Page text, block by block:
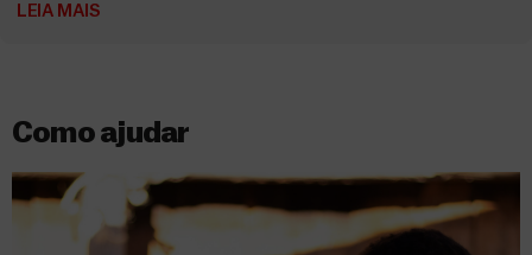
LEIA MAIS
Como ajudar